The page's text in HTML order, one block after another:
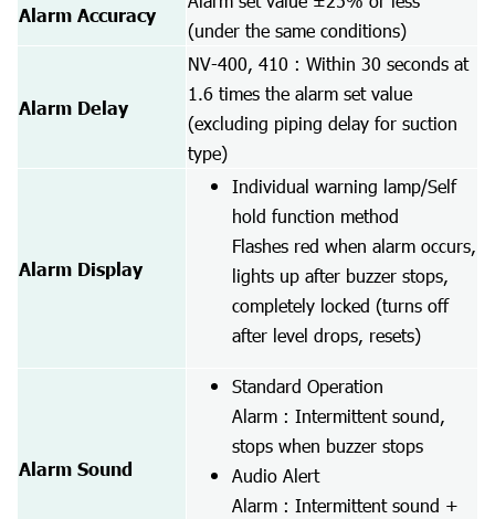
Alarm Accuracy
(under the same conditions)
Alarm Delay
NV-400, 410 : Within 30 seconds at
1.6 times the alarm set value
(excluding piping delay for suction
type)
Alarm Display
Individual warning lamp/Self
hold function method
Flashes red when alarm occurs,
lights up after buzzer stops,
completely locked (turns off
after level drops, resets)
Alarm Sound
Standard Operation
Alarm : Intermittent sound,
stops when buzzer stops
Audio Alert
Alarm : Intermittent sound +